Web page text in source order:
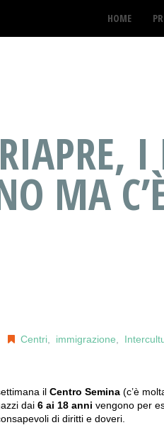
HOME
I
MA
Centri immigrazione
il Centro Semina (c’è
dai 6 ai 18 anni vengono per
di diritti e doveri.